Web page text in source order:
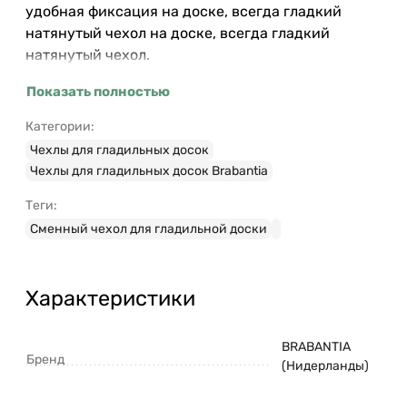
удобная фиксация на доске, всегда гладкий
натянутый чехол на доске, всегда гладкий
натянутый чехол.
Гарантия 5 лет.
Показать полностью
Категории:
Чехлы для гладильных досок
Чехлы для гладильных досок Brabantia
Теги:
Сменный чехол для гладильной доски
Характеристики
Бренд
BRABANTIA
(Нидерланды)